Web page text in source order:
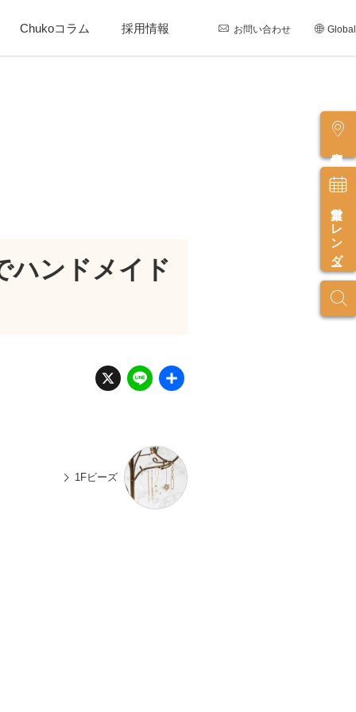
Chukoコラム 採用情報 お問い合わせ Global
営業カレンダー
ハンドメイド
X Li
n
1Fビーズ